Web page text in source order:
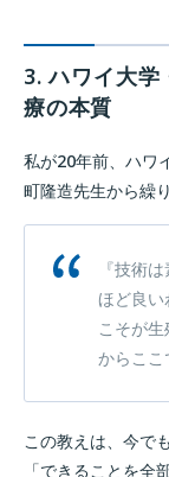
3. ハワイ大学
療の本質
私が20年前、ハワ
町隆造先生から繰
『技術
ほど良
こそが
からここ
この教えは、今で
「できることを